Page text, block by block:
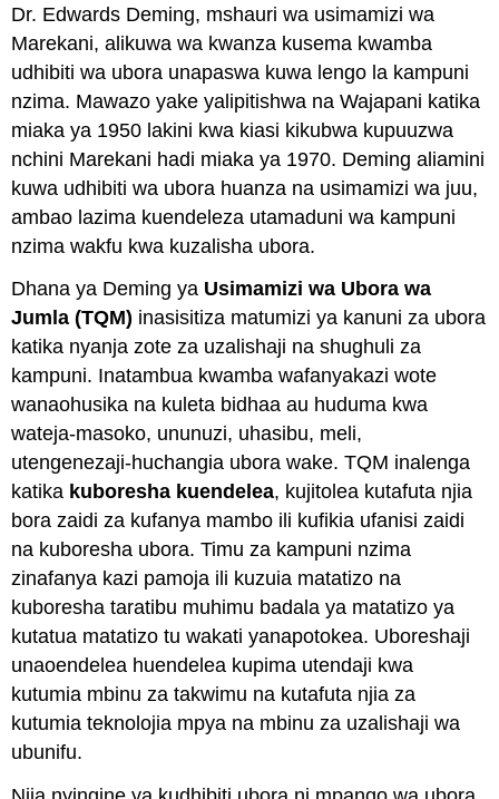
Dr. Edwards Deming, mshauri wa usimamizi wa
Marekani, alikuwa wa kwanza kusema kwamba
udhibiti wa ubora unapaswa kuwa lengo la kampuni
nzima. Mawazo yake yalipitishwa na Wajapani katika
miaka ya 1950 lakini kwa kiasi kikubwa kupuuzwa
nchini Marekani hadi miaka ya 1970. Deming aliamini
kuwa udhibiti wa ubora huanza na usimamizi wa juu,
ambao lazima kuendeleza utamaduni wa kampuni
nzima wakfu kwa kuzalisha ubora.
Dhana ya Deming ya Usimamizi wa Ubora wa
Jumla (TQM) inasisitiza matumizi ya kanuni za ubora
katika nyanja zote za uzalishaji na shughuli za
kampuni. Inatambua kwamba wafanyakazi wote
wanaohusika na kuleta bidhaa au huduma kwa
wateja-masoko, ununuzi, uhasibu, meli,
utengenezaji-huchangia ubora wake. TQM inalenga
katika kuboresha kuendelea, kujitolea kutafuta njia
bora zaidi za kufanya mambo ili kufikia ufanisi zaidi
na kuboresha ubora. Timu za kampuni nzima
zinafanya kazi pamoja ili kuzuia matatizo na
kuboresha taratibu muhimu badala ya matatizo ya
kutatua matatizo tu wakati yanapotokea. Uboreshaji
unaoendelea huendelea kupima utendaji kwa
kutumia mbinu za takwimu na kutafuta njia za
kutumia teknolojia mpya na mbinu za uzalishaji wa
ubunifu.